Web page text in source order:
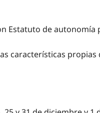
Estatuto de
características propias